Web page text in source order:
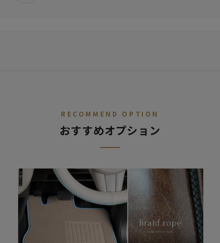
があればご連絡ください。
ファブリック シートカバー診断
RECOMMEND OPTION
おすすめオプション